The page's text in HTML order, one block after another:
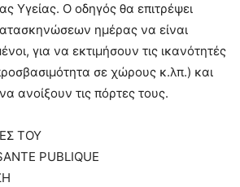
Υγείας. Ο οδηγός θα επιτρέψει
ημέρας να είναι
για να εκτιμήσουν τις ικανότητές
σε χώρους κ.λπ.) και
ανοίξουν τις πόρτες τους.
ΤΟΥ
PUBLIQUE